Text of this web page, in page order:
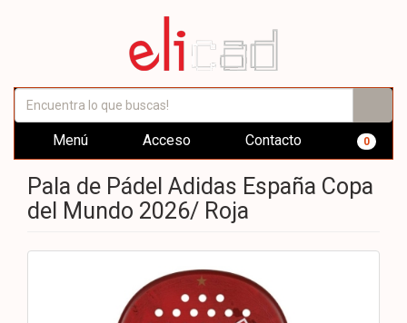
Menú Acceso Contacto 0
Pala de Pádel Adidas España Copa
del Mundo 2026/ Roja